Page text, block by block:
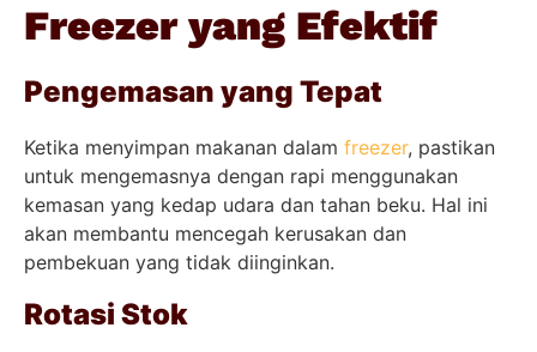
Freezer yang Efektif
Pengemasan yang Tepat
Ketika menyimpan makanan dalam freezer, pastikan
untuk mengemasnya dengan rapi menggunakan
kemasan yang kedap udara dan tahan beku. Hal ini
akan membantu mencegah kerusakan dan
pembekuan yang tidak diinginkan.
Rotasi Stok